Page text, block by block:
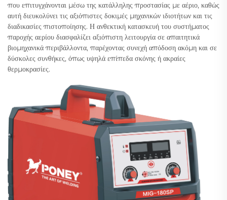
που επιτυγχάνονται μέσω της κατάλληλης προστασίας με αέριο, καθώς
αυτή διευκολύνει τις αξιόπιστες δοκιμές μηχανικών ιδιοτήτων και τις
διαδικασίες πιστοποίησης. Η ανθεκτική κατασκευή του συστήματος
παροχής αερίου διασφαλίζει αξιόπιστη λειτουργία σε απαιτητικά
βιομηχανικά περιβάλλοντα, παρέχοντας συνεχή απόδοση ακόμη και σε
δύσκολες συνθήκες, όπως υψηλά επίπεδα σκόνης ή ακραίες
θερμοκρασίες.